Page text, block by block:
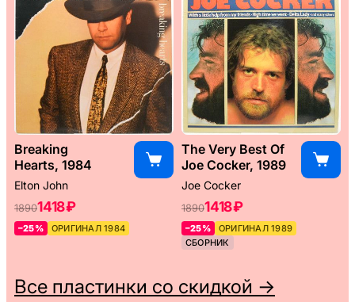
Breaking
Hearts, 1984
Elton John
18901418 ₽
–25% ОРИГИНАЛ 1984
The Very Best Of
Joe Cocker, 1989
Joe Cocker
18901418 ₽
–25%
ОРИГИНАЛ 1989
СБОРНИК
Все пластинки со скидкой →